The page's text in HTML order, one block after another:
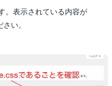
。表示されている内容が
い。